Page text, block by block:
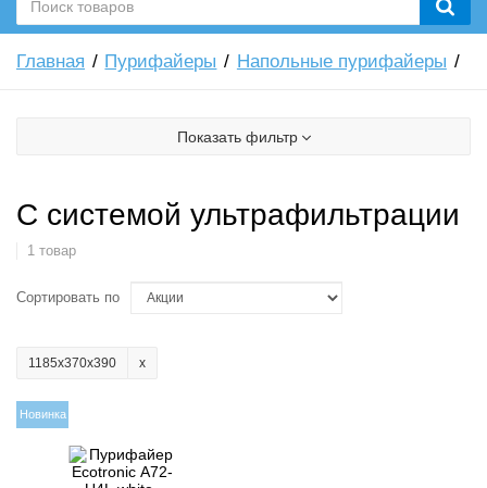
Главная Пурифайеры Напольные пурифайеры
Показать фильтр
С системой ультрафильтрации
1 товар
Сортировать по
1185х370х390
Новинка